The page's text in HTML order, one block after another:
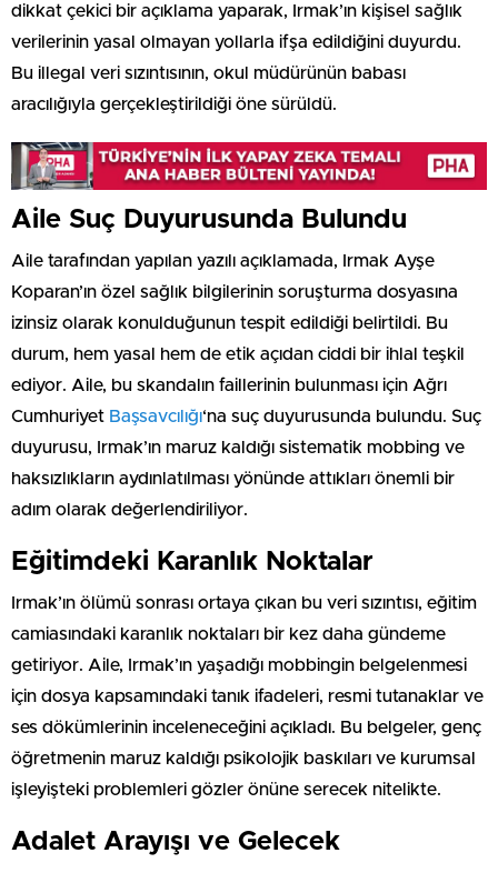
dikkat çekici bir açıklama yaparak, Irmak’ın kişisel sağlık
verilerinin yasal olmayan yollarla ifşa edildiğini duyurdu.
Bu illegal veri sızıntısının, okul müdürünün babası
aracılığıyla gerçekleştirildiği öne sürüldü.
Aile Suç Duyurusunda Bulundu
Aile tarafından yapılan yazılı açıklamada, Irmak Ayşe
Koparan’ın özel sağlık bilgilerinin soruşturma dosyasına
izinsiz olarak konulduğunun tespit edildiği belirtildi. Bu
durum, hem yasal hem de etik açıdan ciddi bir ihlal teşkil
ediyor. Aile, bu skandalın faillerinin bulunması için Ağrı
Cumhuriyet Başsavcılığı‘na suç duyurusunda bulundu. Suç
duyurusu, Irmak’ın maruz kaldığı sistematik mobbing ve
haksızlıkların aydınlatılması yönünde attıkları önemli bir
adım olarak değerlendiriliyor.
Eğitimdeki Karanlık Noktalar
Irmak’ın ölümü sonrası ortaya çıkan bu veri sızıntısı, eğitim
camiasındaki karanlık noktaları bir kez daha gündeme
getiriyor. Aile, Irmak’ın yaşadığı mobbingin belgelenmesi
için dosya kapsamındaki tanık ifadeleri, resmi tutanaklar ve
ses dökümlerinin inceleneceğini açıkladı. Bu belgeler, genç
öğretmenin maruz kaldığı psikolojik baskıları ve kurumsal
işleyişteki problemleri gözler önüne serecek nitelikte.
Adalet Arayışı ve Gelecek